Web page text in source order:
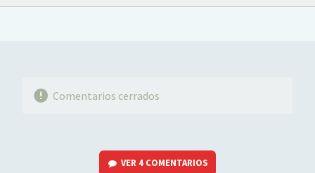
FACEBOOKTWITTERFLIPBOARD
E-
WHATSAPP
Comentarios cerrados
VER 4 COMENTARIOS